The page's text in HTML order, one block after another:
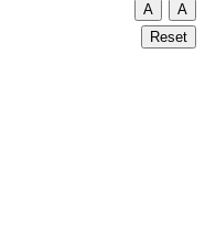
A
A
Reset